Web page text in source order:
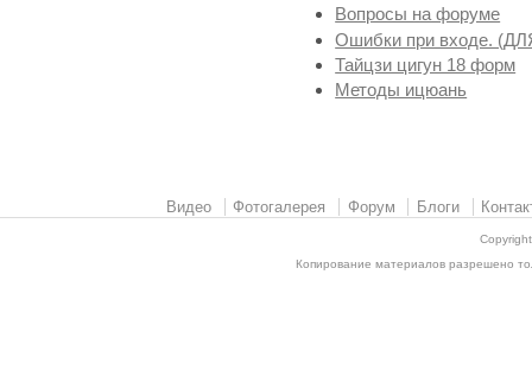
Вопросы на форуме
Ошибки при входе.
Тайцзи цигун 18 форм
Методы ицюань
Видео Фотогалерея Форум Блоги
Копирование материалов разрешено